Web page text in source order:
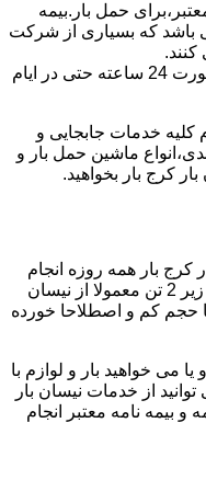
حمل بار.بیمه
باشد که بسیاری از شرکت
امکان فعالیت و انجام خدمات بصورت 24 ساعته حتی در ایام
خدمات جابجایی و
ماشین حمل بار و
کرج بار بخواهید.
کرج بار همه روزه انجام
می شود.برای حمل و جابجایی بار با تناژ زیر 2 تن معمولا از نیسان
حجم کم و اصطلاحا خورده
می خواهید بار و لوازم با
از خدمات نیسان بار
و بیمه نامه معتبر انجام